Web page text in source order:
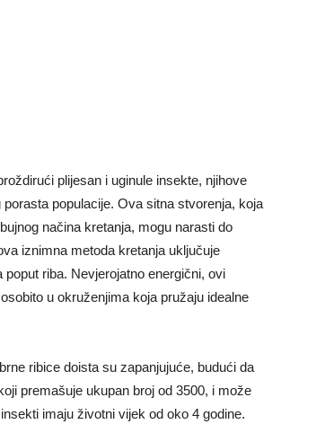
plijesan i uginule insekte, njihove
populacije. Ova sitna stvorenja, koja
načina kretanja, mogu narasti do
iznimna metoda kretanja uključuje
riba. Nevjerojatno energični, ovi
u okruženjima koja pružaju idealne
ribice doista su zapanjujuće, budući da
premašuje ukupan broj od 3500, i može
imaju životni vijek od oko 4 godine.